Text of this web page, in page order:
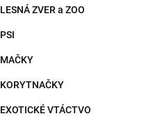
LESNÁ ZVER a ZOO
PSI
MAČKY
KORYTNAČKY
EXOTICKÉ VTÁCTVO